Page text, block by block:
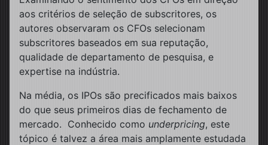
aos critérios de seleção de subscritores, os
autores observaram os CFOs selecionam
subscritores baseados em sua reputação,
qualidade de departamento de pesquisa, e
expertise na indústria.
Na média, os IPOs são precificados mais baixos
do que seus primeiros dias de fechamento de
mercado. Conhecido como underpricing, este
tópico é talvez a área mais amplamente estudada